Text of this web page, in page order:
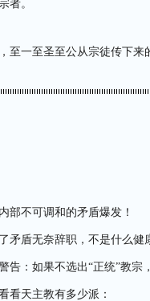
者。
至一至圣至公从宗徒传下来
部不可调和的矛盾爆发！
矛盾无奈辞职，不是什么
告：如果不选出“正统”教宗
看天主教有多少派：